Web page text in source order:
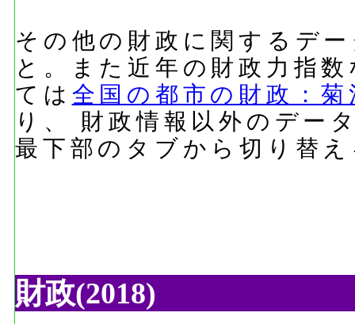
その他の財政に関するデ
と。また近年の財政力指
ては 全国の都市の財政：
り、 財政情報以外のデー
最下部のタブから切り替
財政(2018)